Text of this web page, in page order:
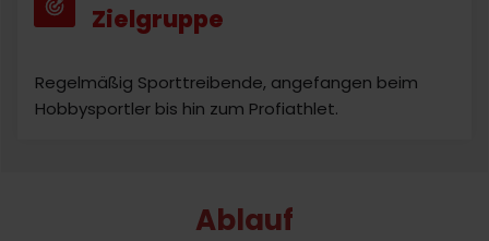
Zielgruppe
Regelmäßig Sporttreibende, angefangen beim
Hobbysportler bis hin zum Profiathlet.
Ablauf